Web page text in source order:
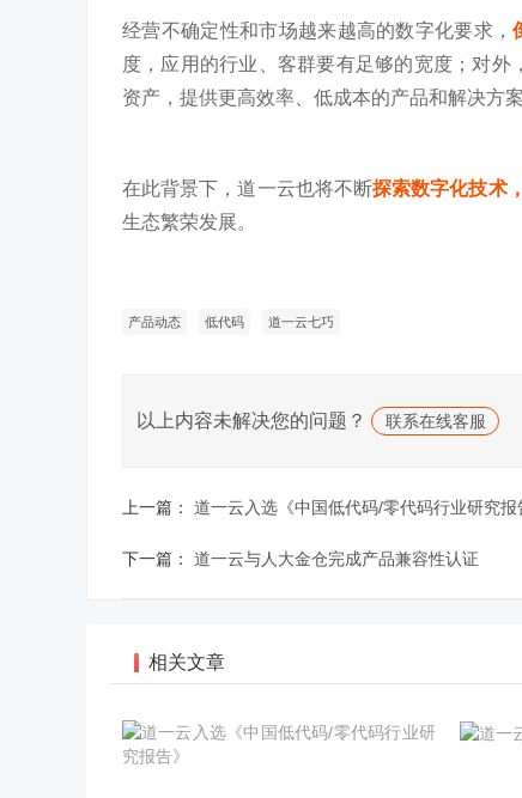
经营不确定性和市场越来越高的数字化要求，
度，应用的行业、客群要有足够的宽度；对
资产，提供更高效率、低成本的产品和解决方案
在此背景下，道一云也将不断探索数字化技术
生态繁荣发展。
产品动态 低代码 道一云七巧
以上内容未解决您的问题？ 联系在线客服
上一篇： 道一云入选《中国低代码/零代码行业研究报
下一篇： 道一云与人大金仓完成产品兼容性认证
相关文章